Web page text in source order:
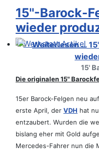
Werkstatt Artikel
15''-Barock-
wieder
15'
Die originalen 15"
15er Barock-Felgen neu
erste April, der VDH hat
entzaubert. Wurden die
bislang eher mit Gold
Mercedes-Fahrer nun die